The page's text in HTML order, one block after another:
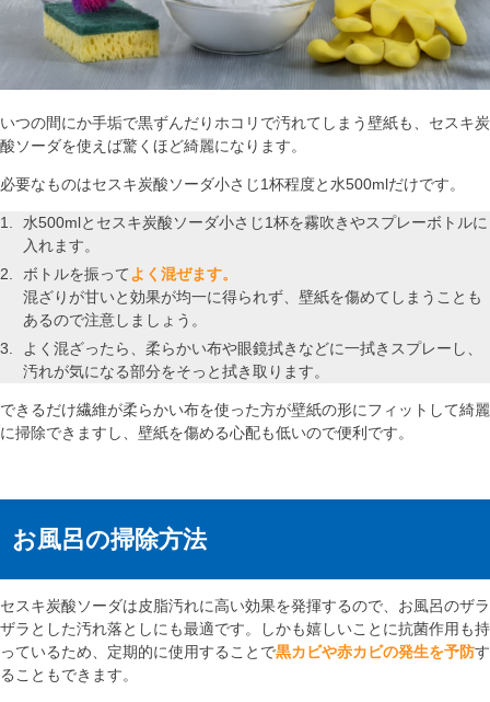
いつの間にか手垢で黒ずんだりホコリで汚れてしまう壁紙も、セスキ炭
酸ソーダを使えば驚くほど綺麗になります。
必要なものはセスキ炭酸ソーダ小さじ1杯程度と水500mlだけです。
水500mlとセスキ炭酸ソーダ小さじ1杯を霧吹きやスプレーボトルに
入れます。
ボトルを振ってよく混ぜます。
混ざりが甘いと効果が均一に得られず、壁紙を傷めてしまうことも
あるので注意しましょう。
よく混ざったら、柔らかい布や眼鏡拭きなどに一拭きスプレーし、
汚れが気になる部分をそっと拭き取ります。
できるだけ繊維が柔らかい布を使った方が壁紙の形にフィットして綺麗
に掃除できますし、壁紙を傷める心配も低いので便利です。
お風呂の掃除方法
セスキ炭酸ソーダは皮脂汚れに高い効果を発揮するので、お風呂のザラ
ザラとした汚れ落としにも最適です。しかも嬉しいことに抗菌作用も持
っているため、定期的に使用することで黒カビや赤カビの発生を予防す
ることもできます。